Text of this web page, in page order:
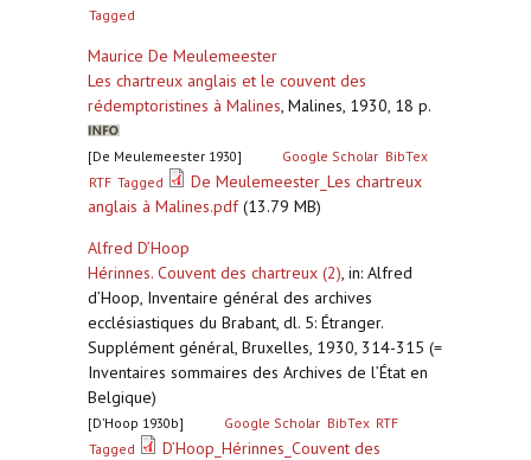
Tagged
Maurice De Meulemeester
Les chartreux anglais et le couvent des
rédemptoristines à Malines, Malines, 1930, 18 p.
[De Meulemeester 1930] Google Scholar BibTex
RTF Tagged
De Meulemeester_Les chartreux
anglais à Malines.pdf(13.79 MB)
Alfred D’Hoop
Hérinnes. Couvent des chartreux (2), in: Alfred
d’Hoop, Inventaire général des archives
ecclésiastiques du Brabant, dl. 5: Étranger.
Supplément général, Bruxelles, 1930, 314-315 (=
Inventaires sommaires des Archives de l’État en
Belgique)
[D’Hoop 1930b] Google Scholar BibTex RTF
Tagged
D’Hoop_Hérinnes_Couvent des